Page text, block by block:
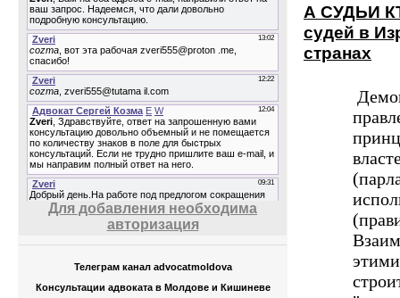
Для добавления необходима
авторизация
Телеграм канал advocatmoldova
Консультации адвоката в Молдове и Кишиневе
А СУДЬИ
судей в
странах